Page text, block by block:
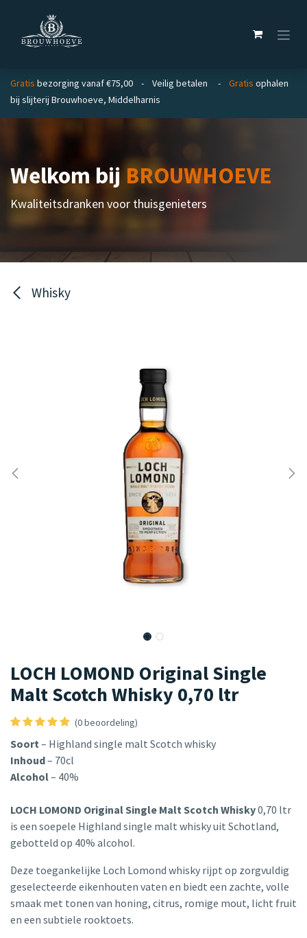
Gratis bezorging vanaf €75,00 - Veilig betalen - Gratis ophalen
bij slijterij Brouwhoeve, Middelharnis
Welkom bijBROUWHOEVE
Kwaliteitsdranken voor thuisgenieters
Whisky
LOCH LOMOND Original Single
Malt Scotch Whisky 0,70 ltr
(0 beoordeling)
Soort– Highland single malt Scotch whisky
Inhoud– 70cl
Alcohol– 40%
LOCH LOMOND Original Single Malt Scotch Whisky0,70 ltr
is een soepele Highland single malt whisky uit Schotland,
gebotteld op 40% alcohol.
Deze toegankelijke Loch Lomond whisky rijpt op zorgvuldig
geselecteerde eikenhouten vaten en biedt een zachte, volle
smaak met tonen van honing, citrus, romige mout, licht fruit
en een subtiele rooktoets.